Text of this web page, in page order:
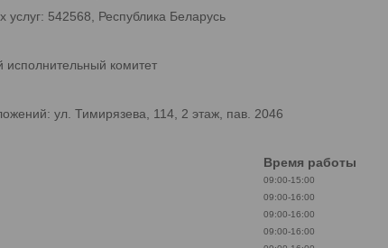
542568, Республика Беларусь
исполнительный комитет
ул. Тимирязева, 114, 2 этаж, пав. 2046
Время работы
09:00-15:00
09:00-16:00
09:00-16:00
09:00-16:00